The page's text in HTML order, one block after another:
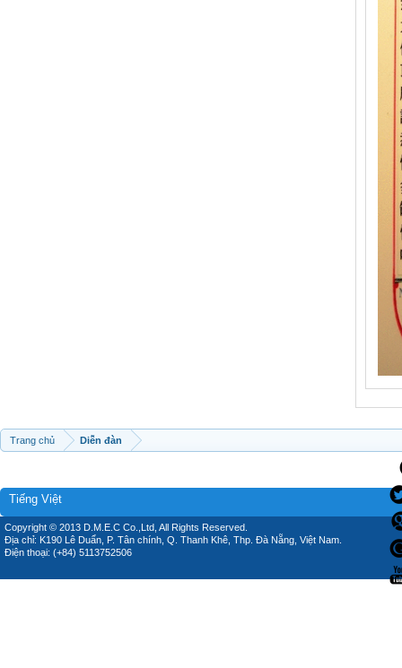
Trang chủ Diễn đàn
Tiếng Việt
Copyright © 2013 D.M.E.C Co.,Ltd, All Rights Reserved.
Địa chỉ: K190 Lê Duẩn, P. Tân chính, Q. Thanh Khê, Thp. Đà Nẵng, Việt Nam.
Điện thoại: (+84) 5113752506